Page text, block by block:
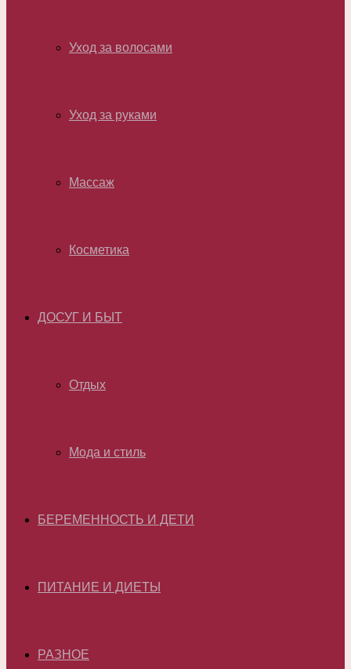
Уход за волосами
Уход за руками
Массаж
Косметика
ДОСУГ И БЫТ
Отдых
Мода и стиль
БЕРЕМЕННОСТЬ И ДЕТИ
ПИТАНИЕ И ДИЕТЫ
РАЗНОЕ